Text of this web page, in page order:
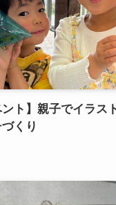
ント】親子でイラス
くり